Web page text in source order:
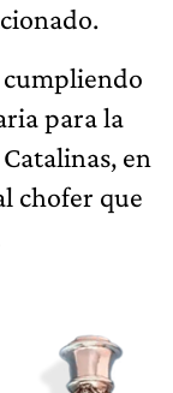
cumpliendo
para la
en
chofer que